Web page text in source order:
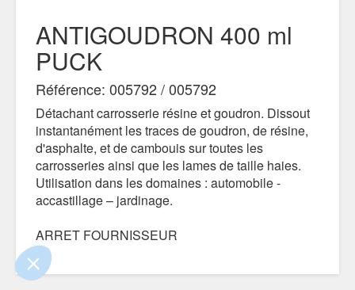
contenu de ce site vous intéresse
on aimerait bien vous accompagner
certifiés par
Je choisis OK pour moi
ANTIGOUDRON 400 ml
PUCK
Référence: 005792 / 005792
Détachant carrosserie résine et goudron. Dissout
instantanément les traces de goudron, de résine,
d'asphalte, et de cambouis sur toutes les
carrosseries ainsi que les lames de taille haies.
Utilisation dans les domaines : automobile -
accastillage – jardinage.
ARRET FOURNISSEUR